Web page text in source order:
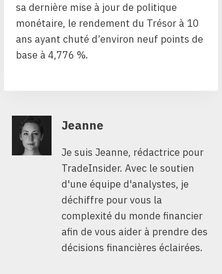
sa dernière mise à jour de politique
monétaire, le rendement du Trésor à 10
ans ayant chuté d’environ neuf points de
base à 4,776 %.
Jeanne
Je suis Jeanne, rédactrice pour
TradeInsider. Avec le soutien
d'une équipe d'analystes, je
déchiffre pour vous la
complexité du monde financier
afin de vous aider à prendre des
décisions financières éclairées.